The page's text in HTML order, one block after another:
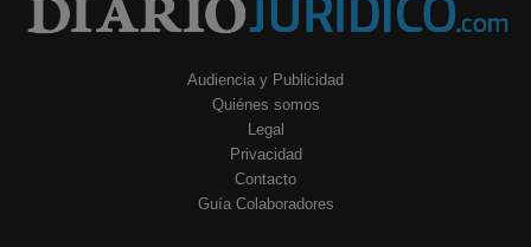
Audiencia y Publicidad
Quiénes somos
Legal
Privacidad
Contacto
Guía Colaboradores